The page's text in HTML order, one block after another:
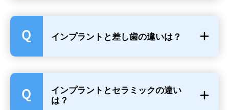
インプラントと差し歯の違いは？
インプラントとセラミックの違い
は？